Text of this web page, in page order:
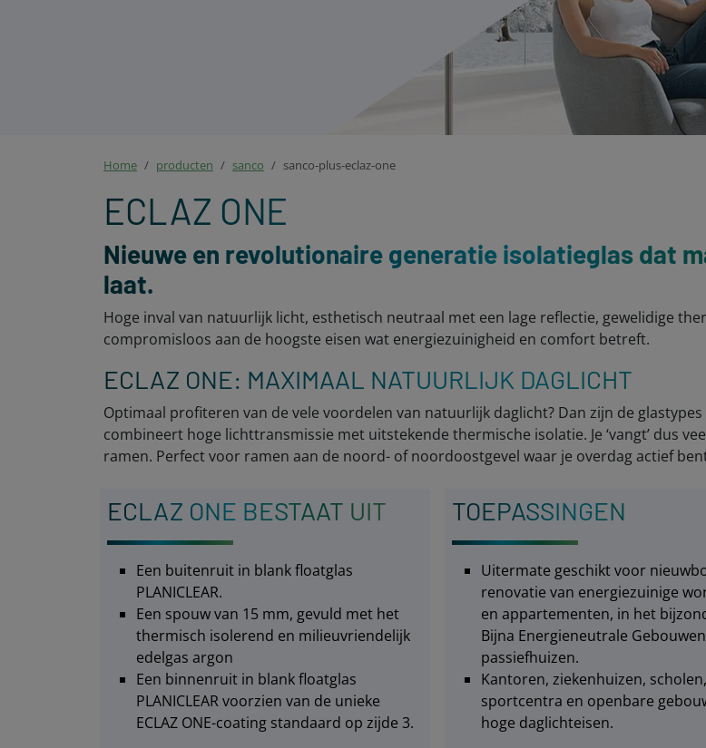
Home producten sanco sanco-plus-eclaz-one
ECLAZ ONE
Nieuwe en revolutionaire generatie isolatieglas dat
laat.
Hoge inval van natuurlijk licht, esthetisch neutraal met een lage reflectie, gewelidige
compromisloos aan de hoogste eisen wat energiezuinigheid en comfort betreft.
ECLAZ ONE: MAXIMAAL NATUURLIJK DAGLICHT
Optimaal profiteren van de vele voordelen van natuurlijk daglicht? Dan zijn de glastypes
combineert hoge lichttransmissie met uitstekende thermische isolatie. Je ‘vangt’ dus
ramen. Perfect voor ramen aan de noord- of noordoostgevel waar je overdag actief
ECLAZ ONE BESTAAT UIT
Een buitenruit in blank floatglas
PLANICLEAR.
Een spouw van 15 mm, gevuld met het
thermisch isolerend en milieuvriendelijk
edelgas argon
Een binnenruit in blank floatglas
PLANICLEAR voorzien van de unieke
ECLAZ ONE-coating standaard op zijde 3.
TOEPASSINGEN
Uitermate geschikt voor
renovatie van energiezuinige
en appartementen, in het
Bijna Energieneutrale
passiefhuizen.
Kantoren, ziekenhuizen, scholen,
sportcentra en openbare
hoge daglichteisen.